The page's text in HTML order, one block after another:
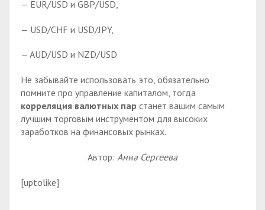
— EUR/USD и GBP/USD,
— USD/CHF и USD/JPY,
— AUD/USD и NZD/USD.
Не забывайте использовать это, обязательно
помните про управление капиталом, тогда
корреляция валютных пар станет вашим самым
лучшим торговым инструментом для высоких
заработков на финансовых рынках.
Автор: Анна Сергеева
[uptolike]